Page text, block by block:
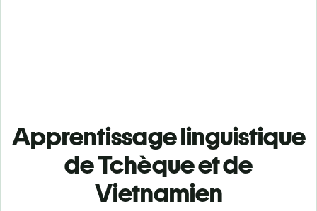
Apprentissage linguistique
de Tchèque et de
Vietnamien